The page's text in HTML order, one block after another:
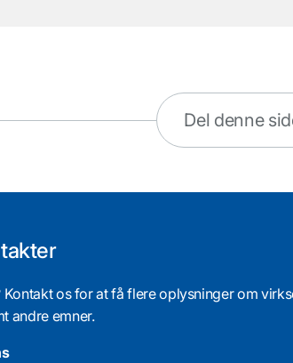
Del denne
Kontakt os for at få flere oplysninger om
andre emner.